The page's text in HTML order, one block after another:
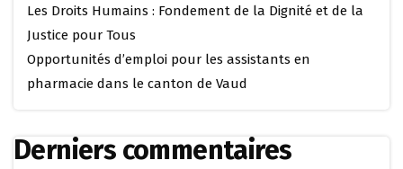
Les Droits Humains : Fondement de la Dignité et de la
Justice pour Tous
Opportunités d’emploi pour les assistants en
pharmacie dans le canton de Vaud
Derniers commentaires